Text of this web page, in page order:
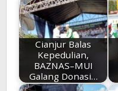
Cianjur Balas
Kepedulian,
BAZNAS–MUI
Galang Donasi…